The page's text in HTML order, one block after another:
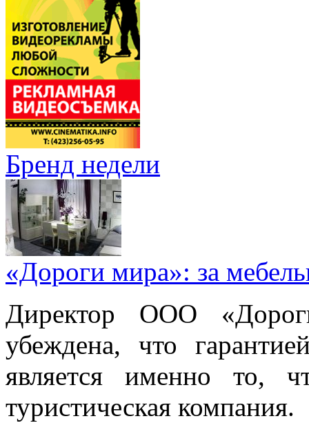
Бренд недели
«Дороги мира»: за
Директор ООО
убеждена, что
является именно то,
туристическая компания.